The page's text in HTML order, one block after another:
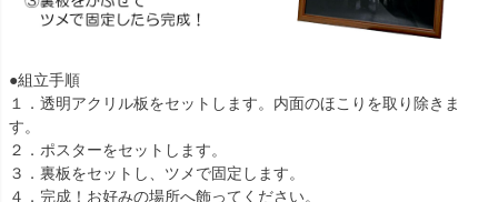
●組立手順
１．透明アクリル板をセットします。内面のほこりを取り除きま
す。
２．ポスターをセットします。
３．裏板をセットし、ツメで固定します。
４．完成！お好みの場所へ飾ってください。